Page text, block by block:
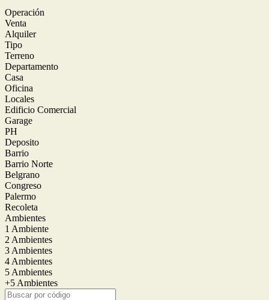
Operación
Venta
Alquiler
Tipo
Terreno
Departamento
Casa
Oficina
Locales
Edificio Comercial
Garage
PH
Deposito
Barrio
Barrio Norte
Belgrano
Congreso
Palermo
Recoleta
Ambientes
1 Ambiente
2 Ambientes
3 Ambientes
4 Ambientes
5 Ambientes
+5 Ambientes